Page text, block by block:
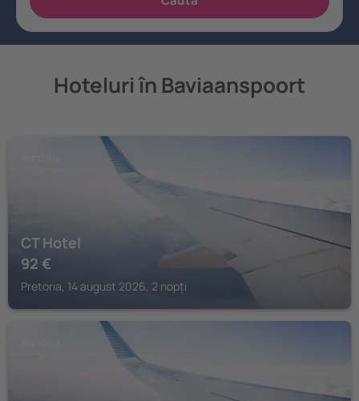
Hoteluri în Baviaanspoort
CT Hotel
92 €
Pretoria, 14 august 2026, 2 nopți